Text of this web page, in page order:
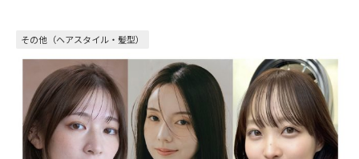
その他（ヘアスタイル・髪型）